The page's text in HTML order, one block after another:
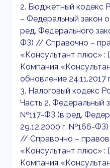
2. Бюджетный кодекс
– Федеральный закон
ред. Федерального
ФЗ) // Справочно –
«Консультант плюс»
Компания
обновление 24.11.2017
3. Налоговый кодекс
Часть 2. Федеральный
№117-ФЗ (в ред.
29.12.2000 г. №166-ФЗ)
// Справочно –
«Консультант плюс»
Компания